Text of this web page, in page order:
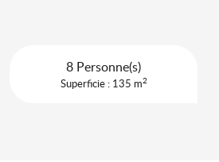
8 Personne(s)
Superficie : 135 m2